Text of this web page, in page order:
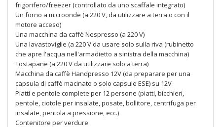
frigorifero/freezer (controllato da uno scaffale integrato)
Un forno a microonde (a 220 V, da utilizzare a terra o con il
motore acceso)
Una macchina da caffè Nespresso (a 220 V)
Una lavastoviglie (a 220 V da usare solo sulla riva (rubinetto
che apre l'acqua nell'armadietto a sinistra della macchina)
Tostapane (a 220 V da utilizzare solo a terra)
Macchina da caffè Handpresso 12V (da preparare per una
capsula di caffè macinato o solo capsule ESE) su 12V
Piatti e pentole complete per 12 persone (piatti, bicchieri,
pentole, ciotole per insalate, posate, bollitore, centrifuga per
insalate, pentola a pressione, ecc.)
Contenitore per verdure